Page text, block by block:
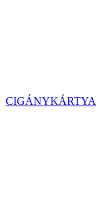
CIGÁNYKÁRTYA